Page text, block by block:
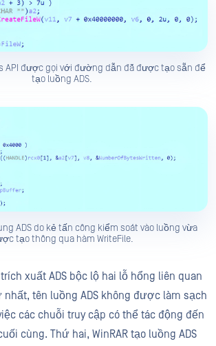
API được gọi với đường dẫn đã được tạo sẵn để
tạo luồng ADS.
ADS do kẻ tấn công kiểm soát vào luồng vừa
tạo thông qua hàm WriteFile.
xuất ADS bộc lộ hai lỗ hổng liên quan
nhất, tên luồng ADS không được làm sạch
các chuỗi truy cập có thể tác động đến
cùng. Thứ hai, WinRAR tạo luồng ADS